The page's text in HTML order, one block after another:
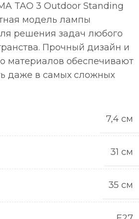
TAO 3 Outdoor Standing
модель лампы
решения задач любого
Прочный дизайн и
материалов обеспечивают
даже в самых сложных
7,4 см
31 см
35 см